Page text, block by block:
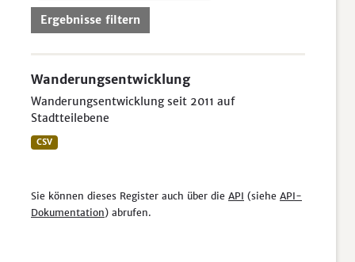
Ergebnisse filtern
Wanderungsentwicklung
Wanderungsentwicklung seit 2011 auf
Stadtteilebene
CSV
Sie können dieses Register auch über die API (siehe API-
Dokumentation) abrufen.